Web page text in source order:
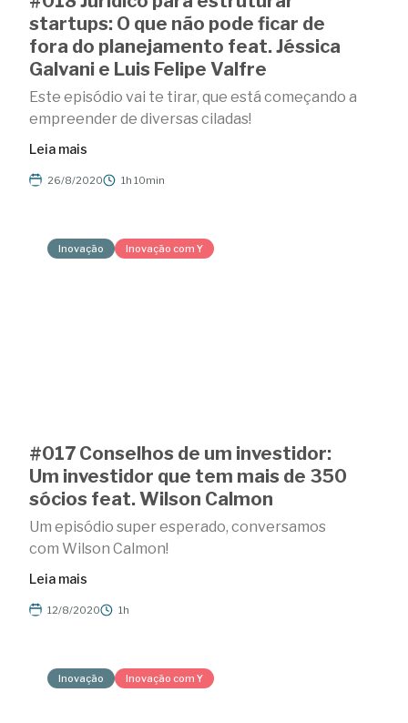
startups: O que não pode ficar de
fora do planejamento feat. Jéssica
Galvani e Luis Felipe Valfre
Este episódio vai te tirar, que está começando a
empreender de diversas ciladas!
Leia mais
26/8/2020 1h 10min
Inovação Inovação com Y
#017 Conselhos de um investidor:
Um investidor que tem mais de 350
sócios feat. Wilson Calmon
Um episódio super esperado, conversamos
com Wilson Calmon!
Leia mais
12/8/2020 1h
Inovação Inovação com Y